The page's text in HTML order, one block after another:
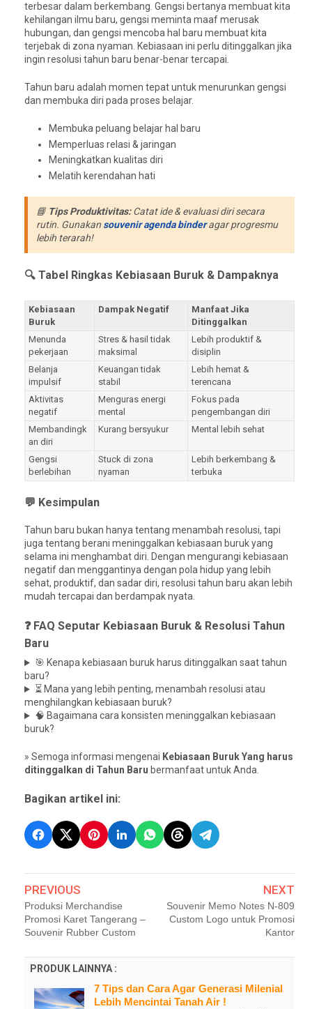
terbesar dalam berkembang. Gengsi bertanya membuat kita
kehilangan ilmu baru, gengsi meminta maaf merusak
hubungan, dan gengsi mencoba hal baru membuat kita
terjebak di zona nyaman. Kebiasaan ini perlu ditinggalkan jika
ingin resolusi tahun baru benar-benar tercapai.
Tahun baru adalah momen tepat untuk menurunkan gengsi
dan membuka diri pada proses belajar.
Membuka peluang belajar hal baru
Memperluas relasi & jaringan
Meningkatkan kualitas diri
Melatih kerendahan hati
📘 Tips Produktivitas:Catat ide & evaluasi diri secara
rutin. Gunakan souvenir agenda binderagar progresmu
lebih terarah!
🔍 Tabel Ringkas Kebiasaan Buruk & Dampaknya
Kebiasaan
Buruk
Dampak Negatif
Manfaat Jika
Ditinggalkan
Menunda
pekerjaan
Stres & hasil tidak
maksimal
Lebih produktif &
disiplin
Belanja
impulsif
Keuangan tidak
stabil
Lebih hemat &
terencana
Aktivitas
negatif
Menguras energi
mental
Fokus pada
pengembangan diri
Membandingk
an diri
Kurang bersyukur Mental lebih sehat
Gengsi
berlebihan
Stuck di zona
nyaman
Lebih berkembang &
terbuka
💬 Kesimpulan
Tahun baru bukan hanya tentang menambah resolusi, tapi
juga tentang berani meninggalkan kebiasaan buruk yang
selama ini menghambat diri. Dengan mengurangi kebiasaan
negatif dan menggantinya dengan pola hidup yang lebih
sehat, produktif, dan sadar diri, resolusi tahun baru akan lebih
mudah tercapai dan berdampak nyata.
❓ FAQ Seputar Kebiasaan Buruk & Resolusi Tahun
Baru
🎯 Kenapa kebiasaan buruk harus ditinggalkan saat tahun
baru?
⏳ Mana yang lebih penting, menambah resolusi atau
menghilangkan kebiasaan buruk?
🧠 Bagaimana cara konsisten meninggalkan kebiasaan
buruk?
» Semoga informasi mengenai Kebiasaan Buruk Yang harus
ditinggalkan di Tahun Baru bermanfaat untuk Anda.
Bagikan artikel ini:
PREVIOUS
Produksi Merchandise
Promosi Karet Tangerang –
Souvenir Rubber Custom
NEXT
Souvenir Memo Notes N-809
Custom Logo untuk Promosi
Kantor
PRODUK LAINNYA :
7 Tips dan Cara Agar Generasi Milenial
Lebih Mencintai Tanah Air !